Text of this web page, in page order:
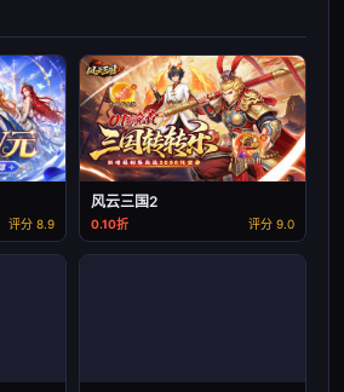
评分 8.9
风云三国2
0.10折 评分 9.0